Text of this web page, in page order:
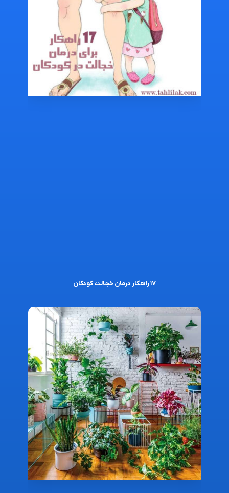
۱۷ راهکار درمان خجالت کودکان